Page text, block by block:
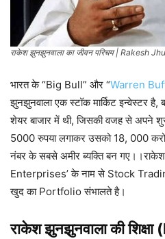
राकेश झुनझुनवाला का जीवन परिचय | Rakesh
भारत के “Big Bull” और “Warren
झुनझुनवाला एक स्टॉक मार्किट इन्वेस्टर
शेयर बाजार में थी, जिसकी वजह से अपने
5000 रुपया लगाकर उसको 18, 000
नंबर के सबसे अमीर ब्यक्ति बन
Enterprises’ के नाम से Stock
खुद का Portfolio संभालते है।
राकेश झुनझुनवालाकी शिक्षा (